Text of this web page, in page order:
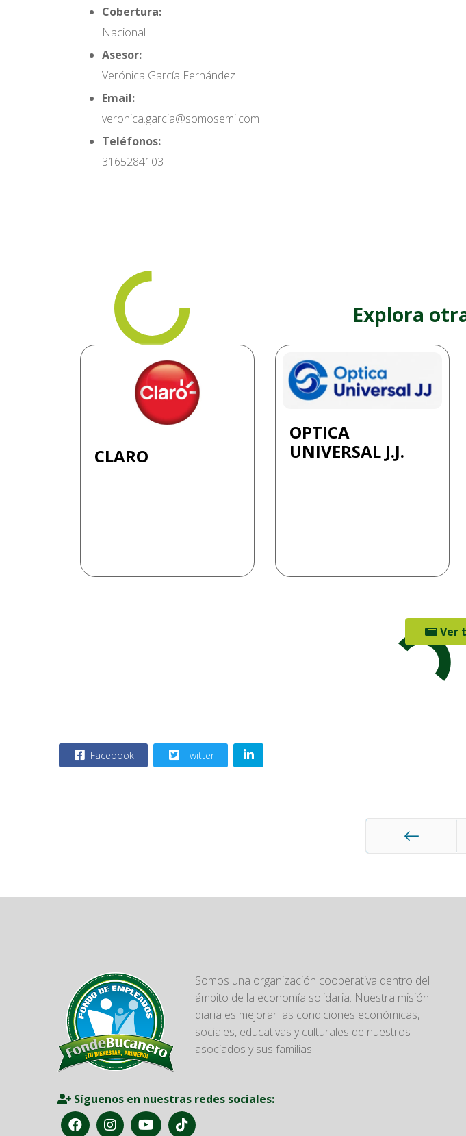
Cobertura:
Nacional
Asesor:
Verónica García Fernández
Email:
veronica.garcia@somosemi.com
Teléfonos:
3165284103
Explora
CLARO
OPTICA
UNIVERSAL J.J.
Ver
Facebook Twitter
Somos una organización cooperativa dentro del
ámbito de la economía solidaria. Nuestra misión
diaria es mejorar las condiciones económicas,
sociales, educativas y culturales de nuestros
asociados y sus familias.
Síguenos en nuestras redes sociales: